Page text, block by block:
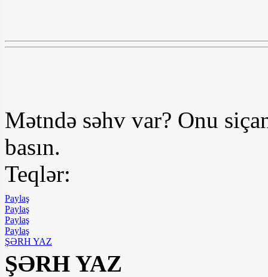
Mətndə səhv var? Onu
basın.
Teqlər:
Paylaş
Paylaş
Paylaş
Paylaş
ŞƏRH YAZ
ŞƏRH YAZ